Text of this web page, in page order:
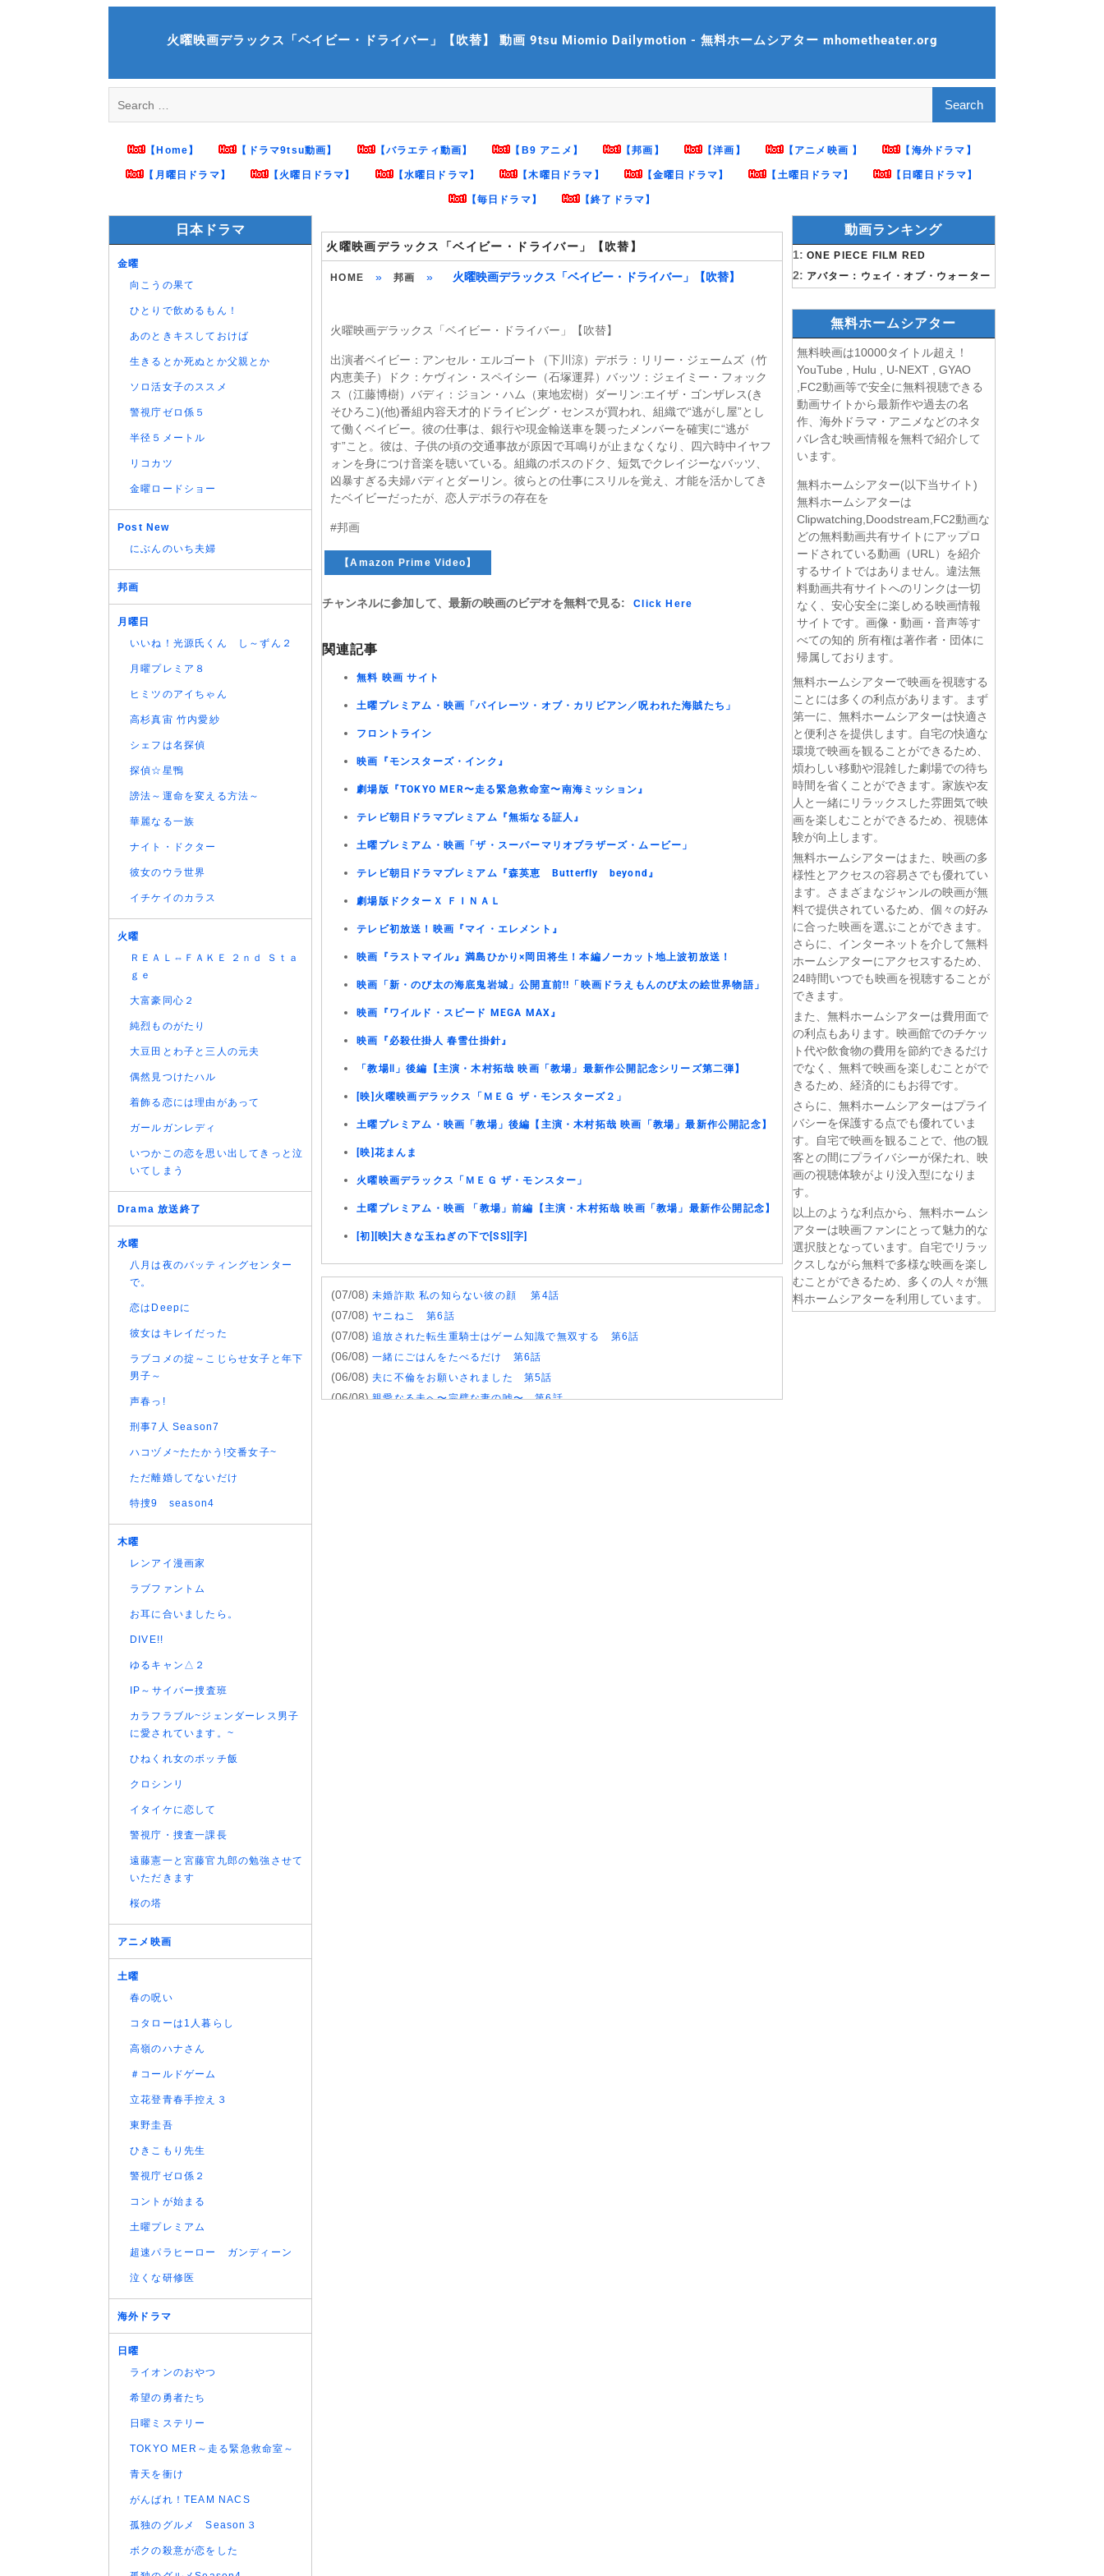
火曜映画デラックス「ベイビー・ドライバー」【吹替】 動画 9tsu Miomio Dailymotion - 無料ホームシアター mhometheater.org
for:
【Home】 【ドラマ9tsu動画】 【バラエティ動画】 【B9 アニメ】 【邦画】 【洋画】 【アニメ映画 】 【海外ドラマ】
【月曜日ドラマ】 【火曜日ドラマ】 【水曜日ドラマ】 【木曜日ドラマ】 【金曜日ドラマ】 【土曜日ドラマ】 【日曜日ドラマ】
【毎日ドラマ】 【終了ドラマ】
火曜映画デラックス「ベイビー・ドライバー」【吹替】
HOME » 邦画 » 火曜映画デラックス「ベイビー・ドライバー」【吹替】
火曜映画デラックス「ベイビー・ドライバー」【吹替】
出演者ベイビー：アンセル・エルゴート（下川涼）デボラ：リリー・ジェームズ（竹
内恵美子）ドク：ケヴィン・スペイシー（石塚運昇）バッツ：ジェイミー・フォック
ス（江藤博樹）バディ：ジョン・ハム（東地宏樹）ダーリン:エイザ・ゴンザレス(き
そひろこ)(他)番組内容天才的ドライビング・センスが買われ、組織で“逃がし屋”とし
て働くベイビー。彼の仕事は、銀行や現金輸送車を襲ったメンバーを確実に“逃が
す”こと。彼は、子供の頃の交通事故が原因で耳鳴りが止まなくなり、四六時中イヤフ
ォンを身につけ音楽を聴いている。組織のボスのドク、短気でクレイジーなバッツ、
凶暴すぎる夫婦バディとダーリン。彼らとの仕事にスリルを覚え、才能を活かしてき
たベイビーだったが、恋人デボラの存在を
#邦画
【Amazon Prime Video】
チャンネルに参加して、最新の映画のビデオを無料で見る: Click Here
関連記事
無料 映画 サイト
土曜プレミアム・映画「パイレーツ・オブ・カリビアン／呪われた海賊たち」
フロントライン
映画『モンスターズ・インク』
劇場版『TOKYO MER〜走る緊急救命室〜南海ミッション』
テレビ朝日ドラマプレミアム『無垢なる証人』
土曜プレミアム・映画「ザ・スーパーマリオブラザーズ・ムービー」
テレビ朝日ドラマプレミアム『森英恵 Butterfly beyond』
劇場版ドクターＸ ＦＩＮＡＬ
テレビ初放送！映画『マイ・エレメント』
映画『ラストマイル』満島ひかり×岡田将生！本編ノーカット地上波初放送！
映画「新・のび太の海底鬼岩城」公開直前!!「映画ドラえもんのび太の絵世界物語」
映画『ワイルド・スピード MEGA MAX』
映画『必殺仕掛人 春雪仕掛針』
「教場Ⅱ」後編【主演・木村拓哉 映画「教場」最新作公開記念シリーズ第二弾】
[映]火曜映画デラックス「ＭＥＧ ザ・モンスターズ２」
土曜プレミアム・映画「教場」後編【主演・木村拓哉 映画「教場」最新作公開記念】
[映]花まんま
火曜映画デラックス「ＭＥＧ ザ・モンスター」
土曜プレミアム・映画 「教場」前編【主演・木村拓哉 映画「教場」最新作公開記念】
[初][映]大きな玉ねぎの下で[SS][字]
(07/08)未婚詐欺 私の知らない彼の顔 第4話
(07/08) ヤニねこ 第6話
(07/08)追放された転生重騎士はゲーム知識で無双する 第6話
(06/08)一緒にごはんをたべるだけ 第6話
(06/08) 夫に不倫をお願いされました 第5話
(06/08)親愛なる夫へ〜完璧な妻の嘘〜 第6話
動画ランキング
1: ONE PIECE FILM RED
2: アバター：ウェイ・オブ・ウォーター
無料ホームシアター
無料映画は10000タイトル超え！
YouTube , Hulu , U-NEXT , GYAO
,FC2動画等で安全に無料視聴できる
動画サイトから最新作や過去の名
作、海外ドラマ・アニメなどのネタ
バレ含む映画情報を無料で紹介して
います。
無料ホームシアター(以下当サイト)
無料ホームシアターは
Clipwatching,Doodstream,FC2動画な
どの無料動画共有サイトにアップロ
ードされている動画（URL）を紹介
するサイトではありません。違法無
料動画共有サイトへのリンクは一切
なく、安心安全に楽しめる映画情報
サイトです。画像・動画・音声等す
べての知的 所有権は著作者・団体に
帰属しております。
無料ホームシアターで映画を視聴する
ことには多くの利点があります。まず
第一に、無料ホームシアターは快適さ
と便利さを提供します。自宅の快適な
環境で映画を観ることができるため、
煩わしい移動や混雑した劇場での待ち
時間を省くことができます。家族や友
人と一緒にリラックスした雰囲気で映
画を楽しむことができるため、視聴体
験が向上します。
無料ホームシアターはまた、映画の多
様性とアクセスの容易さでも優れてい
ます。さまざまなジャンルの映画が無
料で提供されているため、個々の好み
に合った映画を選ぶことができます。
さらに、インターネットを介して無料
ホームシアターにアクセスするため、
24時間いつでも映画を視聴することが
できます。
また、無料ホームシアターは費用面で
の利点もあります。映画館でのチケッ
ト代や飲食物の費用を節約できるだけ
でなく、無料で映画を楽しむことがで
きるため、経済的にもお得です。
さらに、無料ホームシアターはプライ
バシーを保護する点でも優れていま
す。自宅で映画を観ることで、他の観
客との間にプライバシーが保たれ、映
画の視聴体験がより没入型になりま
す。
以上のような利点から、無料ホームシ
アターは映画ファンにとって魅力的な
選択肢となっています。自宅でリラッ
クスしながら無料で多様な映画を楽し
むことができるため、多くの人々が無
料ホームシアターを利用しています。
日本ドラマ
金曜
向こうの果て
ひとりで飲めるもん！
あのときキスしておけば
生きるとか死ぬとか父親とか
ソロ活女子のススメ
警視庁ゼロ係５
半径５メートル
リコカツ
金曜ロードショー
Post New
にぶんのいち夫婦
邦画
月曜日
いいね！光源氏くん し～ずん２
月曜プレミア８
ヒミツのアイちゃん
高杉真宙 竹内愛紗
シェフは名探偵
探偵☆星鴨
謗法～運命を変える方法～
華麗なる一族
ナイト・ドクター
彼女のウラ世界
イチケイのカラス
火曜
ＲＥＡＬ⇔ＦＡＫＥ ２ｎｄ Ｓｔａ
ｇｅ
大富豪同心２
純烈ものがたり
大豆田とわ子と三人の元夫
偶然見つけたハル
着飾る恋には理由があって
ガールガンレディ
いつかこの恋を思い出してきっと泣
いてしまう
Drama 放送終了
水曜
八月は夜のバッティングセンター
で。
恋はDeepに
彼女はキレイだった
ラブコメの掟～こじらせ女子と年下
男子～
声春っ!
刑事7人 Season7
ハコヅメ~たたかう!交番女子~
ただ離婚してないだけ
特捜9 season4
木曜
レンアイ漫画家
ラブファントム
お耳に合いましたら。
DIVE!!
ゆるキャン△２
IP～サイバー捜査班
カラフラブル~ジェンダーレス男子
に愛されています。~
ひねくれ女のボッチ飯
クロシンリ
イタイケに恋して
警視庁・捜査一課長
遠藤憲一と宮藤官九郎の勉強させて
いただきます
桜の塔
アニメ映画
土曜
春の呪い
コタローは1人暮らし
高嶺のハナさん
＃コールドゲーム
立花登青春手控え３
東野圭吾
ひきこもり先生
警視庁ゼロ係２
コントが始まる
土曜プレミアム
超速パラヒーロー ガンディーン
泣くな研修医
海外ドラマ
日曜
ライオンのおやつ
希望の勇者たち
日曜ミステリー
TOKYO MER～走る緊急救命室～
青天を衝け
がんばれ！TEAM NACS
孤独のグルメ Season３
ボクの殺意が恋をした